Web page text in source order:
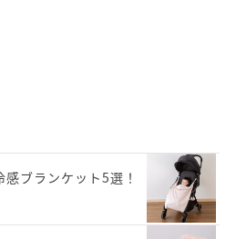
ブランケット5選！